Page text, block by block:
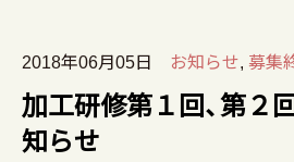
2018年06月05日 お知らせ, 募集
加工研修第１回、第２
知らせ